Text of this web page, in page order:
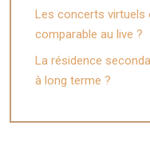
Les concerts virtuels
comparable au live ?
La résidence
à long terme ?